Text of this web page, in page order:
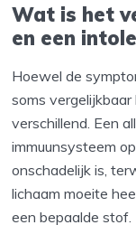
Wat is het
en een
Hoewel de
soms
verschillend. Een
immuunsysteem
onschadelijk is,
lichaam moeite
een bepaalde stof.